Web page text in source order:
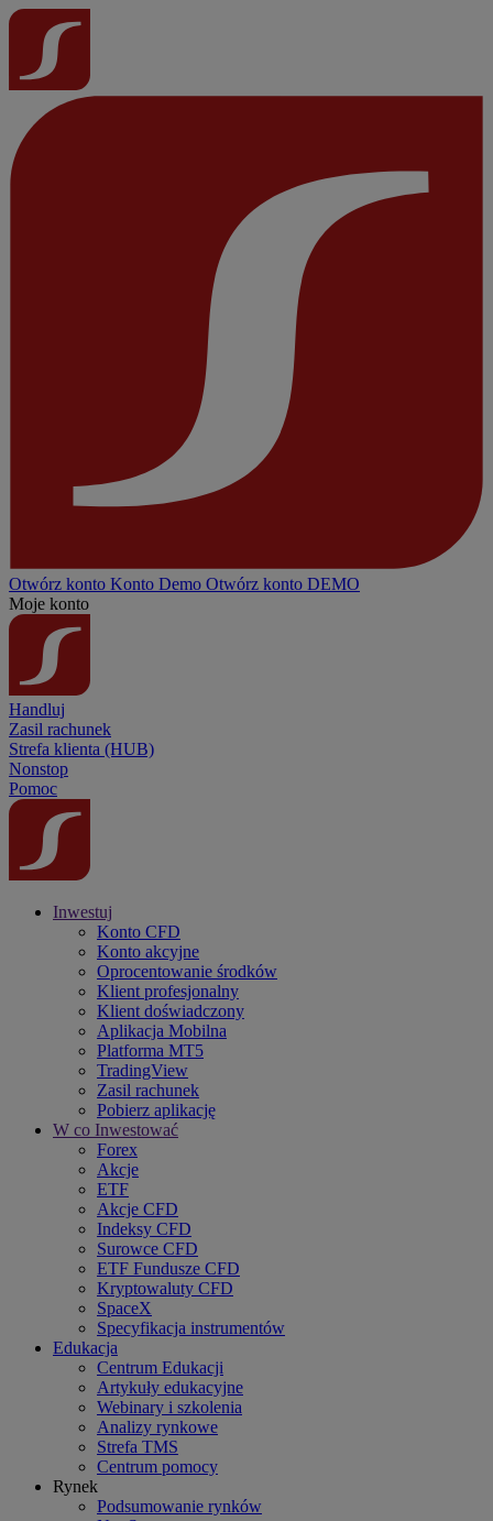
Otwórz konto Konto Demo Otwórz konto DEMO
Moje konto
Handluj
Zasil rachunek
Strefa klienta (HUB)
Nonstop
Pomoc
Inwestuj
Konto CFD
Konto akcyjne
Oprocentowanie środków
Klient profesjonalny
Klient doświadczony
Aplikacja Mobilna
Platforma MT5
TradingView
Zasil rachunek
Pobierz aplikację
W co Inwestować
Forex
Akcje
ETF
Akcje CFD
Indeksy CFD
Surowce CFD
ETF Fundusze CFD
Kryptowaluty CFD
SpaceX
Specyfikacja instrumentów
Edukacja
Centrum Edukacji
Artykuły edukacyjne
Webinary i szkolenia
Analizy rynkowe
Strefa TMS
Centrum pomocy
Rynek
Podsumowanie rynków